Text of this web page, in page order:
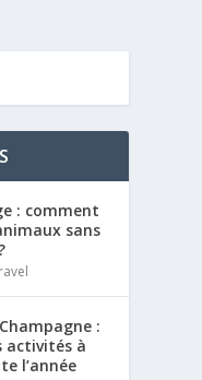
: comment
sans
:
activités à
l’année